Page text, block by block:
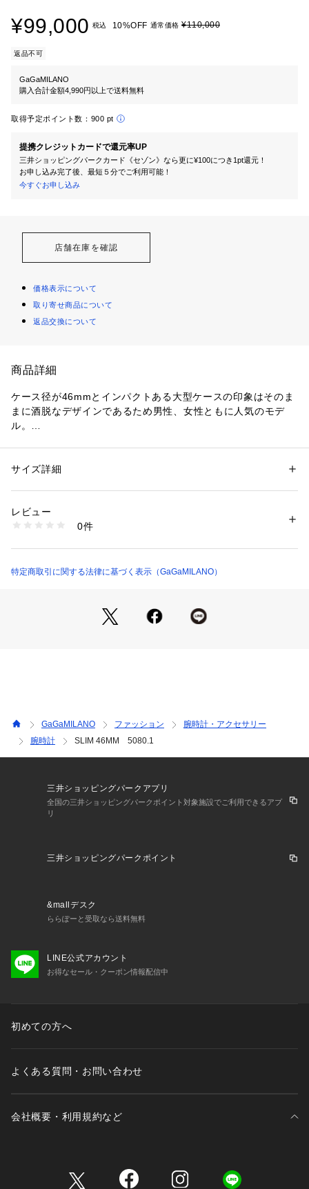
¥99,000 税込 10%OFF 通常価格 ¥110,000
返品不可
GaGaMILANO
購入合計金額4,990円以上で送料無料
取得予定ポイント数： 900 pt
提携クレジットカードで還元率UP
三井ショッピングパークカード《セゾン》なら更に¥100につき1pt還元！
お申し込み完了後、最短５分でご利用可能！
今すぐお申し込み
店舗在庫を確認
価格表示について
取り寄せ商品について
返品交換について
商品詳細
ケース径が46mmとインパクトある大型ケースの印象はそのま
まに酒脱なデザインであるため男性、女性ともに人気のモデ
ル。
特徴。
す。
■ムーブメント：クオーツ[電池式]
■ケースバック：スクリュー式
性別：レディース
素材：ケース素材：ステンレススチール
商品番号：
5080.1 （ショップ）
サイズ詳細
レビュー
0件
特定商取引に関する法律に基づく表示（GaGaMILANO）
GaGaMILANO ファッション
腕時計・アクセサリー
腕時計
SLIM 46MM 5080.1
三井ショッピングパークアプリ
全国の三井ショッピングパークポイント対象施設でご利用できるアプ
リ
三井ショッピングパークポイント
&mallデスク
ららぽーと受取なら送料無料
LINE公式アカウント
お得なセール・クーポン情報配信中
初めての方へ
よくある質問・お問い合わせ
会社概要・利用規約など